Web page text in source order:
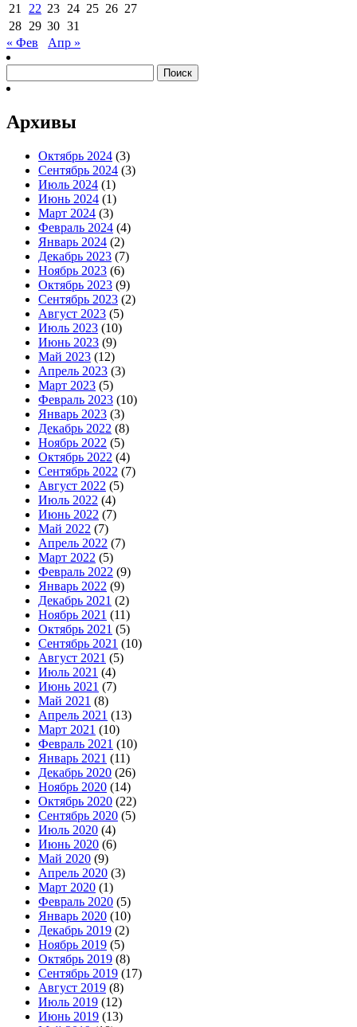
21
22 23 24 25 26 27
28 29 30 31
« Фев
Апр »
Архивы
Октябрь 2024 (3)
Сентябрь 2024 (3)
Июль 2024 (1)
Июнь 2024 (1)
Март 2024 (3)
Февраль 2024 (4)
Январь 2024 (2)
Декабрь 2023 (7)
Ноябрь 2023 (6)
Октябрь 2023 (9)
Сентябрь 2023 (2)
Август 2023 (5)
Июль 2023 (10)
Июнь 2023 (9)
Май 2023 (12)
Апрель 2023 (3)
Март 2023 (5)
Февраль 2023 (10)
Январь 2023 (3)
Декабрь 2022 (8)
Ноябрь 2022 (5)
Октябрь 2022 (4)
Сентябрь 2022 (7)
Август 2022 (5)
Июль 2022 (4)
Июнь 2022 (7)
Май 2022 (7)
Апрель 2022 (7)
Март 2022 (5)
Февраль 2022 (9)
Январь 2022 (9)
Декабрь 2021 (2)
Ноябрь 2021 (11)
Октябрь 2021 (5)
Сентябрь 2021 (10)
Август 2021 (5)
Июль 2021 (4)
Июнь 2021 (7)
Май 2021 (8)
Апрель 2021 (13)
Март 2021 (10)
Февраль 2021 (10)
Январь 2021 (11)
Декабрь 2020 (26)
Ноябрь 2020 (14)
Октябрь 2020 (22)
Сентябрь 2020 (5)
Июль 2020 (4)
Июнь 2020 (6)
Май 2020 (9)
Апрель 2020 (3)
Март 2020 (1)
Февраль 2020 (5)
Январь 2020 (10)
Декабрь 2019 (2)
Ноябрь 2019 (5)
Октябрь 2019 (8)
Сентябрь 2019 (17)
Август 2019 (8)
Июль 2019 (12)
Июнь 2019 (13)